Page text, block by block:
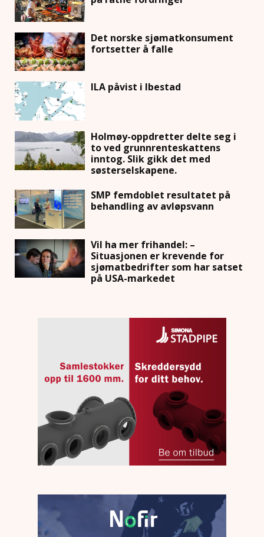
Det norske sjømatkonsument
fortsetter å falle
ILA påvist i Ibestad
Holmøy-oppdretter delte seg i
to ved grunnrenteskattens
inntog. Slik gikk det med
søsterselskapene.
SMP femdoblet resultatet på
behandling av avløpsvann
Vil ha mer frihandel: –
Situasjonen er krevende for
sjømatbedrifter som har satset
på USA-markedet